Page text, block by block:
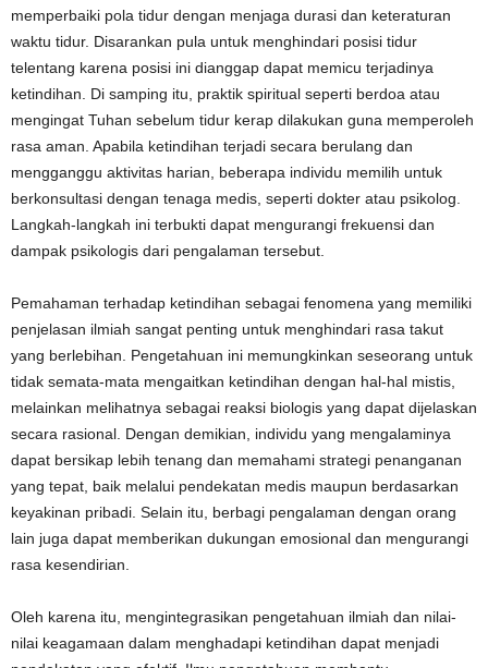
memperbaiki pola tidur dengan menjaga durasi dan keteraturan
waktu tidur. Disarankan pula untuk menghindari posisi tidur
telentang karena posisi ini dianggap dapat memicu terjadinya
ketindihan. Di samping itu, praktik spiritual seperti berdoa atau
mengingat Tuhan sebelum tidur kerap dilakukan guna memperoleh
rasa aman. Apabila ketindihan terjadi secara berulang dan
mengganggu aktivitas harian, beberapa individu memilih untuk
berkonsultasi dengan tenaga medis, seperti dokter atau psikolog.
Langkah-langkah ini terbukti dapat mengurangi frekuensi dan
dampak psikologis dari pengalaman tersebut.
Pemahaman terhadap ketindihan sebagai fenomena yang memiliki
penjelasan ilmiah sangat penting untuk menghindari rasa takut
yang berlebihan. Pengetahuan ini memungkinkan seseorang untuk
tidak semata-mata mengaitkan ketindihan dengan hal-hal mistis,
melainkan melihatnya sebagai reaksi biologis yang dapat dijelaskan
secara rasional. Dengan demikian, individu yang mengalaminya
dapat bersikap lebih tenang dan memahami strategi penanganan
yang tepat, baik melalui pendekatan medis maupun berdasarkan
keyakinan pribadi. Selain itu, berbagi pengalaman dengan orang
lain juga dapat memberikan dukungan emosional dan mengurangi
rasa kesendirian.
Oleh karena itu, mengintegrasikan pengetahuan ilmiah dan nilai-
nilai keagamaan dalam menghadapi ketindihan dapat menjadi